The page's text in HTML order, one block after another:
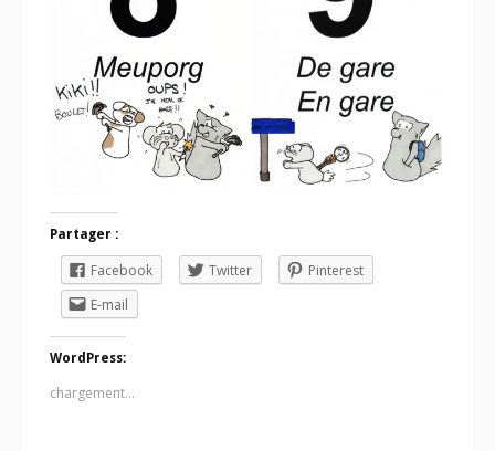
Partager :
Facebook Twitter
Pinterest
E-mail
WordPress:
chargement…